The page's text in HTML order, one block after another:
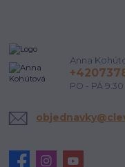
Anna
PO - PÁ